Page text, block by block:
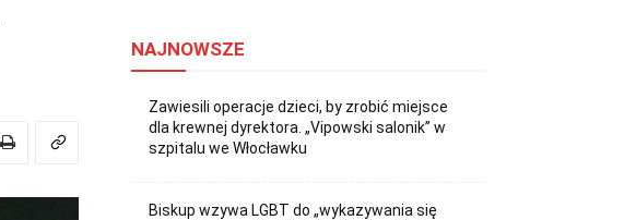
NAJNOWSZE
Zawiesili operacje dzieci, by zrobić miejsce
dla krewnej dyrektora. „Vipowski salonik” w
szpitalu we Włocławku
Biskup wzywa LGBT do „wykazywania się